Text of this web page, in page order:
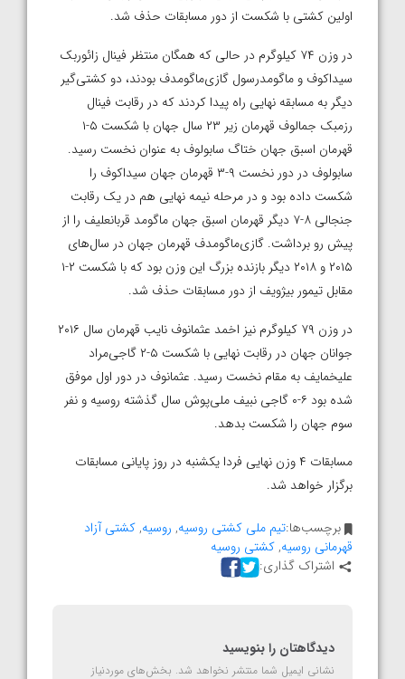
اولین کشتی با شکست از دور مسابقات حذف شد.
در وزن ۷۴ کیلوگرم در حالی که همگان منتظر فینال زائوربک
سیداکوف و ماگومدرسول گازی‌ماگومدف بودند، دو کشتی‌گیر
دیگر به مسابقه نهایی راه پیدا کردند که در رقابت فینال
رزمبک جمالوف قهرمان زیر ۲۳ سال جهان با شکست ۵-۱
قهرمان اسبق جهان ختاگ سابولوف به عنوان نخست رسید.
سابولوف در دور نخست ۹-۳ قهرمان جهان سیداکوف را
شکست داده بود و در مرحله نیمه نهایی هم در یک رقابت
جنجالی ۸-۷ دیگر قهرمان اسبق جهان ماگومد قربانعلیف را از
پیش رو برداشت. گازی‌ماگومدف قهرمان جهان در سال‌های
۲۰۱۵ و ۲۰۱۸ دیگر بازنده بزرگ این وزن بود که با شکست ۲-۱
مقابل تیمور بیژویف از دور مسابقات حذف شد.
در وزن ۷۹ کیلوگرم نیز اخمد عثمانوف نایب قهرمان سال ۲۰۱۶
جوانان جهان در رقابت نهایی با شکست ۵-۲ گاجی‌مراد
علیخمایف به مقام نخست رسید. عثمانوف در دور اول موفق
شده بود ۶-۰ گاجی نبیف ملی‌پوش سال گذشته روسیه و نفر
سوم جهان را شکست بدهد.
مسابقات ۴ وزن نهایی فردا یکشنبه در روز پایانی مسابقات
برگزار خواهد شد.
برچسب‌ها:تیم ملی کشتی روسیه, روسیه,کشتی آزاد
قهرمانی روسیه,کشتی روسیه
اشتراک گذاری:
دیدگاهتان را بنویسید
نشانی ایمیل شما منتشر نخواهد شد. بخش‌های موردنیاز